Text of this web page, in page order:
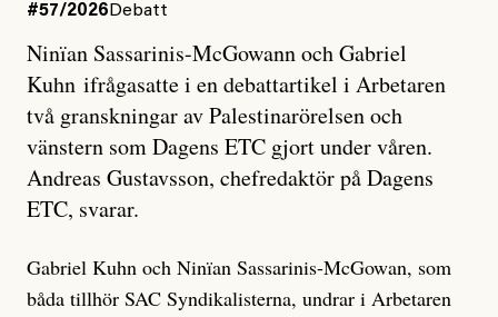
#57/2026 Debatt
Ninïan Sassarinis-McGowann och Gabriel
Kuhn ifrågasatte i en debattartikel i Arbetaren
två granskningar av Palestinarörelsen och
vänstern som Dagens ETC gjort under våren.
Andreas Gustavsson, chefredaktör på Dagens
ETC, svarar.
Gabriel Kuhn och Ninïan Sassarinis-McGowan, som
båda tillhör SAC Syndikalisterna, undrar i Arbetaren